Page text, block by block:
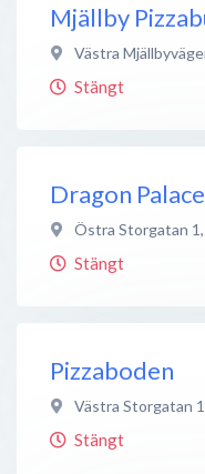
Mjällby
Västra
Stängt
Dragon Palace
Östra Storgatan 1,
Stängt
Pizzaboden
Västra Storgatan
Stängt